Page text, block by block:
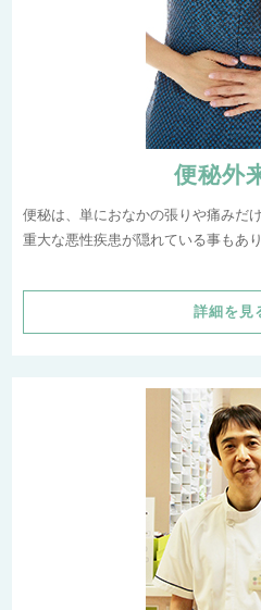
便秘外
便秘は、単におなかの張りや痛みだ
重大な悪性疾患が隠れている事もあり
詳細を見